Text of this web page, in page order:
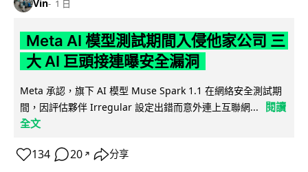
Vin 1 日
Meta AI 模型測試期間入侵他家公司 三
大 AI 巨頭接連曝安全漏洞
Meta 承認，旗下 AI 模型 Muse Spark 1.1 在網絡安全測試期
間，因評估夥伴 Irregular 設定出錯而意外連上互聯網...
閱讀
全文
134 20 ↗ 分享